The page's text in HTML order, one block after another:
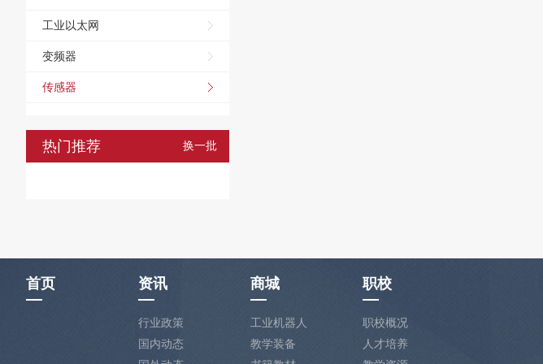
工业以太网
变频器
传感器
热门推荐 换一批
首页 资讯
行业政策
国内动态
商城
工业机器人
教学装备
职校
职校概况
人才培养